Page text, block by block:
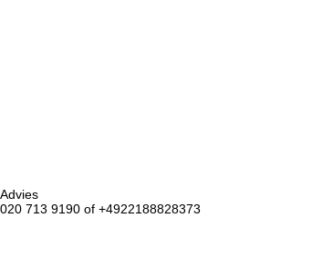
Advies
020 713 9190 of +4922188828373